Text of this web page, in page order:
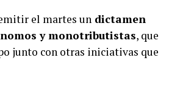
el martes un dictamen
y monotributistas, que
junto con otras iniciativas que